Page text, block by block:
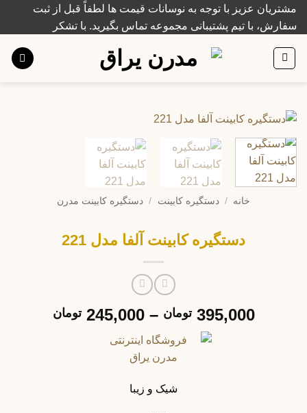
Skipمشتریان عزیز با توجه به نوسانات قیمت ها لطفاً قبل از ثبت
سفارش، با تیم پشتیبانی مجموعه تماس بگیرید. با تشکر
خانه / دستگیره کابینت / دستگیره کابینت مدرن
دستگیره کابینت آلفا مدل 221
395,000 تومان –
245,000 تومان
شیک و زیبا